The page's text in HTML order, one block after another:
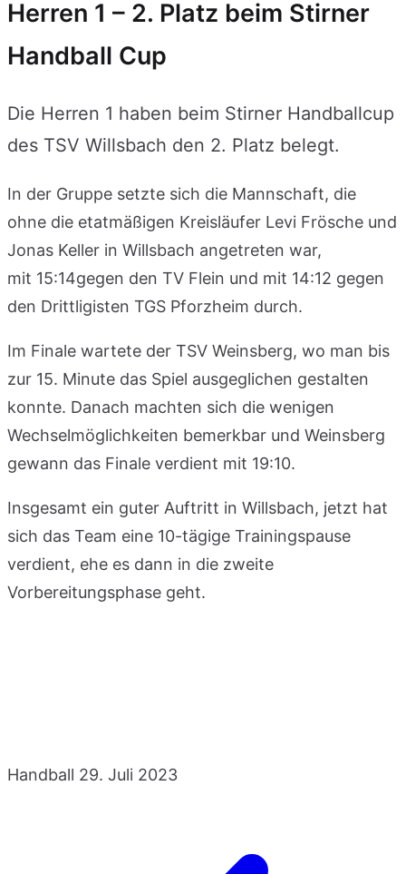
Herren 1 – 2. Platz beim Stirner
Handball Cup
Die Herren 1 haben beim Stirner Handballcup
des TSV Willsbach den 2. Platz belegt.
In der Gruppe setzte sich die Mannschaft, die
ohne die etatmäßigen Kreisläufer Levi Frösche und
Jonas Keller in Willsbach angetreten war,
mit 15:14gegen den TV Flein und mit 14:12 gegen
den Drittligisten TGS Pforzheim durch.
Im Finale wartete der TSV Weinsberg, wo man bis
zur 15. Minute das Spiel ausgeglichen gestalten
konnte. Danach machten sich die wenigen
Wechselmöglichkeiten bemerkbar und Weinsberg
gewann das Finale verdient mit 19:10.
Insgesamt ein guter Auftritt in Willsbach, jetzt hat
sich das Team eine 10-tägige Trainingspause
verdient, ehe es dann in die zweite
Vorbereitungsphase geht.
Handball 29. Juli 2023